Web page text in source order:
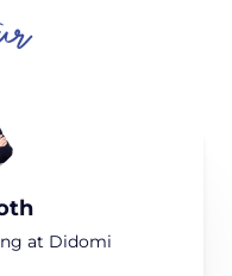
at Didomi